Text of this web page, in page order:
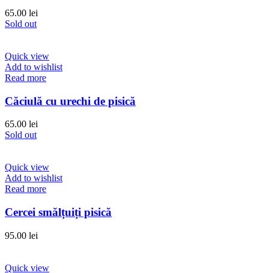
65.00 lei
Sold out
Quick view
Add to wishlist
Read more
Căciulă cu urechi de pisică
65.00 lei
Sold out
Quick view
Add to wishlist
Read more
Cercei smălțuiți pisică
95.00 lei
Quick view